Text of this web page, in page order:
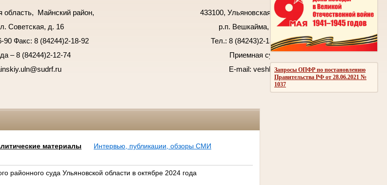
Запросы ОПФР по постановлению
Правительства РФ от 28.06.2021 №
1037
Майнский район,
Советская, д. 16
90 Факс: 8 (84244)2-18-92
– 8 (84244)2-12-74
uln@sudrf.ru
433100, Ульяновская область, Вешкаймский район,
р.п. Вешкайма, ул. Комсомольская, д. 1
Тел.: 8 (84243)2-13-79 Факс: 8 (84243)2-13-79
Приемная суда - 8 (84243)2-12-62
E-mail: veshkaimskiy.uln@sudrf.ru
материалы
Интервью, публикации, обзоры СМИ
районного суда Ульяновской области в октябре 2024 года